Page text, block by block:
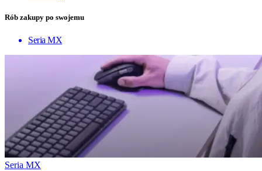
Rób zakupy po swojemu
Seria MX
Seria MX